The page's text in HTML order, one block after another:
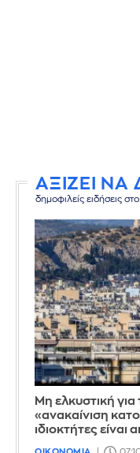
ΑΞΙΖΕΙ ΝΑ
δημοφιλείς ειδήσεις
Μη ελκυστική για
«ανακαίνιση
ιδιοκτήτες είναι